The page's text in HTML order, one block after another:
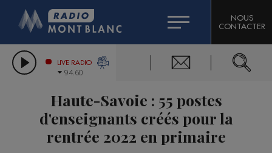
LES CHRONIQUES DE L'EXPERT
CITIZEN MACHINERY
GRAND MASSIF DOMAINES SKIABLES
BIGARD
COMPAGNIE DU MONT-BLANC
NOUS
CONTACTER
LIVE RADIO
94.60
Haute-Savoie : 55 postes
d'enseignants créés pour la
rentrée 2022 en primaire